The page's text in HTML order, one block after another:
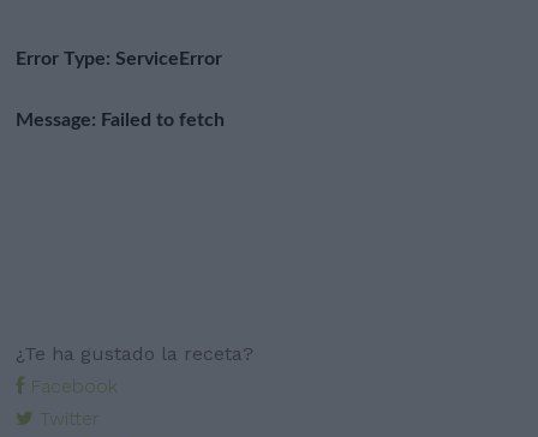
¿Te ha gustado la receta?
Facebook
Twitter